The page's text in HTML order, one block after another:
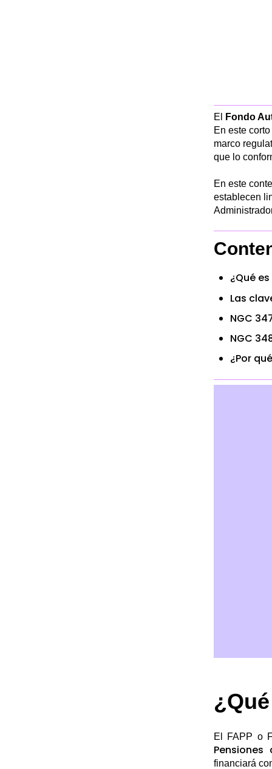
El Fondo
En este
marco
que lo
En este
establecen
¿Qué
Las
NGC
NGC
¿Por
El FAPP o
Pensiones
financiará